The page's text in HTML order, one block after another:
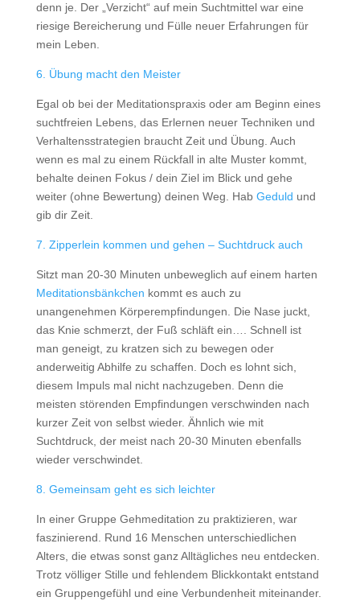
denn je. Der „Verzicht“ auf mein Suchtmittel war eine
riesige Bereicherung und Fülle neuer Erfahrungen für
mein Leben.
6. Übung macht den Meister
Egal ob bei der Meditationspraxis oder am Beginn eines
suchtfreien Lebens, das Erlernen neuer Techniken und
Verhaltensstrategien braucht Zeit und Übung. Auch
wenn es mal zu einem Rückfall in alte Muster kommt,
behalte deinen Fokus / dein Ziel im Blick und gehe
weiter (ohne Bewertung) deinen Weg. Hab Geduld und
gib dir Zeit.
7. Zipperlein kommen und gehen – Suchtdruck auch
Sitzt man 20-30 Minuten unbeweglich auf einem harten
Meditationsbänkchen kommt es auch zu
unangenehmen Körperempfindungen. Die Nase juckt,
das Knie schmerzt, der Fuß schläft ein…. Schnell ist
man geneigt, zu kratzen sich zu bewegen oder
anderweitig Abhilfe zu schaffen. Doch es lohnt sich,
diesem Impuls mal nicht nachzugeben. Denn die
meisten störenden Empfindungen verschwinden nach
kurzer Zeit von selbst wieder. Ähnlich wie mit
Suchtdruck, der meist nach 20-30 Minuten ebenfalls
wieder verschwindet.
8. Gemeinsam geht es sich leichter
In einer Gruppe Gehmeditation zu praktizieren, war
faszinierend. Rund 16 Menschen unterschiedlichen
Alters, die etwas sonst ganz Alltägliches neu entdecken.
Trotz völliger Stille und fehlendem Blickkontakt entstand
ein Gruppengefühl und eine Verbundenheit miteinander.